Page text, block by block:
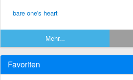
bare one's heart
Mehr...
Favoriten